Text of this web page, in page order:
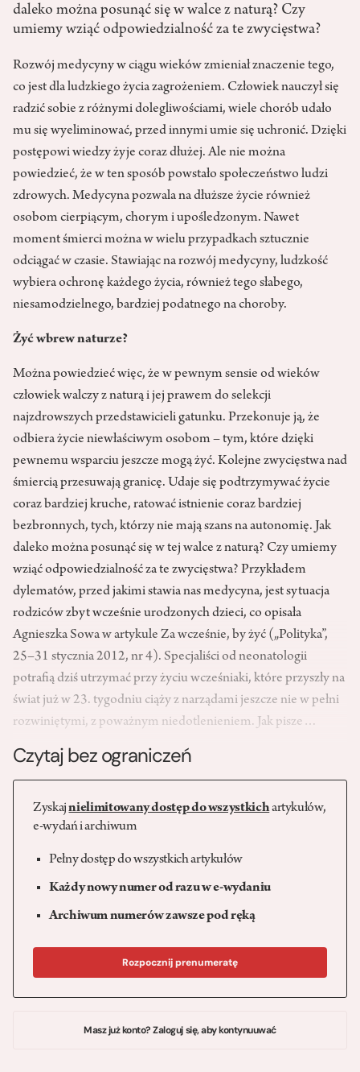
daleko można posunąć się w walce z naturą? Czy
umiemy wziąć odpowiedzialność za te zwycięstwa?
Rozwój medycyny w ciągu wieków zmieniał znaczenie tego,
co jest dla ludzkiego życia zagrożeniem. Człowiek nauczył się
radzić sobie z różnymi dolegliwościami, wiele chorób udało
mu się wyeliminować, przed innymi umie się uchronić. Dzięki
postępowi wiedzy żyje coraz dłużej. Ale nie można
powiedzieć, że w ten sposób powstało społeczeństwo ludzi
zdrowych. Medycyna pozwala na dłuższe życie również
osobom cierpiącym, chorym i upośledzonym. Nawet
moment śmierci można w wielu przypadkach sztucznie
odciągać w czasie. Stawiając na rozwój medycyny, ludzkość
wybiera ochronę każdego życia, również tego słabego,
niesamodzielnego, bardziej podatnego na choroby.
Żyć wbrew naturze?
Można powiedzieć więc, że w pewnym sensie od wieków
człowiek walczy z naturą i jej prawem do selekcji
najzdrowszych przedstawicieli gatunku. Przekonuje ją, że
odbiera życie niewłaściwym osobom – tym, które dzięki
pewnemu wsparciu jeszcze mogą żyć. Kolejne zwycięstwa nad
śmiercią przesuwają granicę. Udaje się podtrzymywać życie
coraz bardziej kruche, ratować istnienie coraz bardziej
bezbronnych, tych, którzy nie mają szans na autonomię. Jak
daleko można posunąć się w tej walce z naturą? Czy umiemy
wziąć odpowiedzialność za te zwycięstwa? Przykładem
dylematów, przed jakimi stawia nas medycyna, jest sytuacja
rodziców zbyt wcześnie urodzonych dzieci, co opisała
Agnieszka Sowa w artykule Za wcześnie, by żyć („Polityka”,
25–31 stycznia 2012, nr 4). Specjaliści od neonatologii
potrafią dziś utrzymać przy życiu wcześniaki, które przyszły na
świat już w 23. tygodniu ciąży z narządami jeszcze nie w pełni
rozwiniętymi, z poważnym niedotlenieniem. Jak pisze…
Czytaj bez ograniczeń
Zyskajnielimitowany dostęp do wszystkichartykułów,
e-wydań i archiwum
Pełny dostęp do wszystkich artykułów
Każdy nowy numer od razu w e-wydaniu
Archiwum numerów zawsze pod ręką
Rozpocznij prenumeratę
Masz już konto? Zaloguj się, aby kontynuuwać